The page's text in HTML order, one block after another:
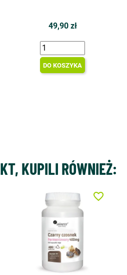
49,90 zł
DO KOSZYKA
KUPILI RÓWNIEŻ:
favorite_border